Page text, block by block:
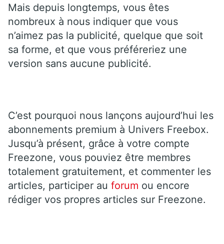
Mais depuis longtemps, vous êtes
nombreux à nous indiquer que vous
n’aimez pas la publicité, quelque que soit
sa forme, et que vous préféreriez une
version sans aucune publicité.
C’est pourquoi nous lançons aujourd’hui les
abonnements premium à Univers Freebox.
Jusqu’à présent, grâce à votre compte
Freezone, vous pouviez être membres
totalement gratuitement, et commenter les
articles, participer au forum ou encore
rédiger vos propres articles sur Freezone.